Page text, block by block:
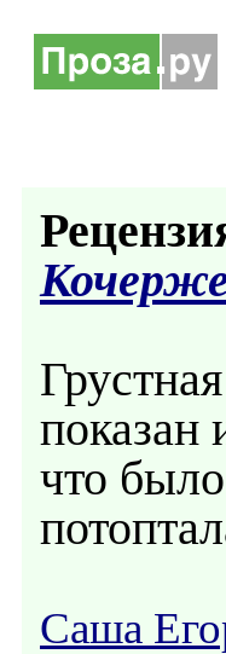
показан
что
Саша